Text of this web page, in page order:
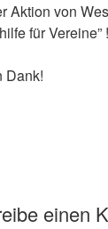
Aktion von
für Vereine” !
Dank!
einen